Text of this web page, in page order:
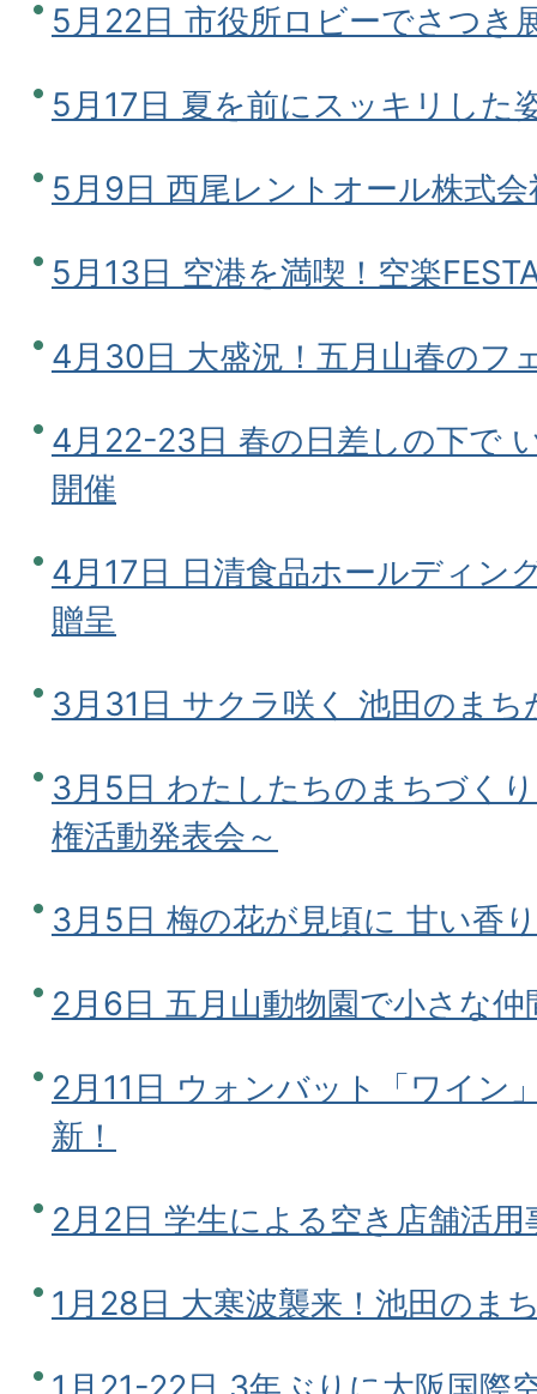
5月22日 市役所ロビーでさつき
5月17日 夏を前にスッキリした
5月9日 西尾レントオール株式
5月13日 空港を満喫！空楽
4月30日 大盛況！五月山春のフ
4月22-23日 春の日差しの下で
開催
4月17日 日清食品ホールディン
贈呈
3月31日 サクラ咲く 池田のま
3月5日 わたしたちのまちづく
権活動発表会～
3月5日 梅の花が見頃に 甘い香
2月6日 五月山動物園で小さな仲
2月11日 ウォンバット「ワイン
新！
2月2日 学生による空き店舗活
1月28日 大寒波襲来！池田のま